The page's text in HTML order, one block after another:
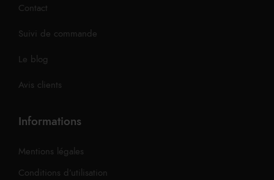
Contact
Suivi de commande
Le blog
Avis clients
Informations
Mentions légales
Conditions d’utilisation